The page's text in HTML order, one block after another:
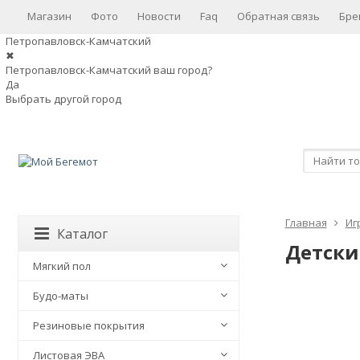
Магазин Фото Новости Faq Обратная связь
Петропавловск-Камчатский
✖
Петропавловск-Камчатский ваш город?
Да
Выбрать другой город
Главная
Каталог
Мягкий пол
Будо-маты
Резиновые покрытия
Листовая ЭВА